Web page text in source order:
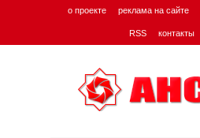
о проекте реклама на сайте
RSS контакты